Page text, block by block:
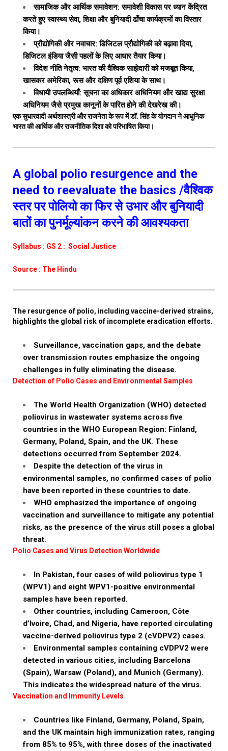
सामाजिक और आर्थिक समावेशन: समावेशी विकास पर ध्यान केंद्रित
करते हुए स्वास्थ्य सेवा, शिक्षा और बुनियादी ढाँचा कार्यक्रमों का विस्तार
किया।
प्रौद्योगिकी और नवाचार: डिजिटल प्रौद्योगिकी को बढ़ावा दिया,
डिजिटल इंडिया जैसी पहलों के लिए आधार तैयार किया।
विदेश नीति नेतृत्व: भारत की वैश्विक साझेदारी को मजबूत किया,
खासकर अमेरिका, रूस और दक्षिण पूर्व एशिया के साथ।
विधायी उपलब्धियाँ: सूचना का अधिकार अधिनियम और खाद्य सुरक्षा
अधिनियम जैसे प्रमुख कानूनों के पारित होने की देखरेख की।
एक सुधारवादी अर्थशास्त्री और राजनेता के रूप में डॉ. सिंह के योगदान ने आधुनिक
भारत की आर्थिक और राजनीतिक दिशा को परिभाषित किया।
A global polio resurgence and the
need to reevaluate the basics /वैश्विक
स्तर पर पोलियो का फिर से उभार और बुनियादी
बातों का पुनर्मूल्यांकन करने की आवश्यकता
Syllabus : GS 2 : Social Justice
Source : The Hindu
The resurgence of polio, including vaccine-derived strains,
highlights the global risk of incomplete eradication efforts.
Surveillance, vaccination gaps, and the debate
over transmission routes emphasize the ongoing
challenges in fully eliminating the disease.
Detection of Polio Cases and Environmental Samples
The World Health Organization (WHO) detected
poliovirus in wastewater systems across five
countries in the WHO European Region: Finland,
Germany, Poland, Spain, and the UK. These
detections occurred from September 2024.
Despite the detection of the virus in
environmental samples, no confirmed cases of polio
have been reported in these countries to date.
WHO emphasized the importance of ongoing
vaccination and surveillance to mitigate any potential
risks, as the presence of the virus still poses a global
threat.
Polio Cases and Virus Detection Worldwide
In Pakistan, four cases of wild poliovirus type 1
(WPV1) and eight WPV1-positive environmental
samples have been reported.
Other countries, including Cameroon, Côte
d’Ivoire, Chad, and Nigeria, have reported circulating
vaccine-derived poliovirus type 2 (cVDPV2) cases.
Environmental samples containing cVDPV2 were
detected in various cities, including Barcelona
(Spain), Warsaw (Poland), and Munich (Germany).
This indicates the widespread nature of the virus.
Vaccination and Immunity Levels
Countries like Finland, Germany, Poland, Spain,
and the UK maintain high immunization rates, ranging
from 85% to 95%, with three doses of the inactivated